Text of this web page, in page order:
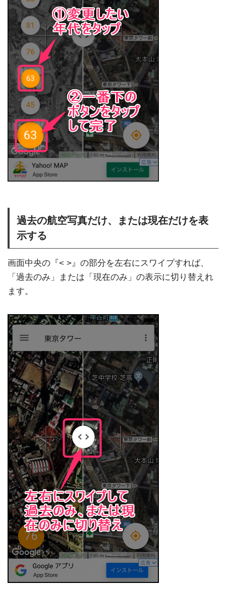
過去の航空写真だけ、または現在だけを表
示する
画面中央の『< >』の部分を左右にスワイプすれば、
「過去のみ」または「現在のみ」の表示に切り替えれ
ます。